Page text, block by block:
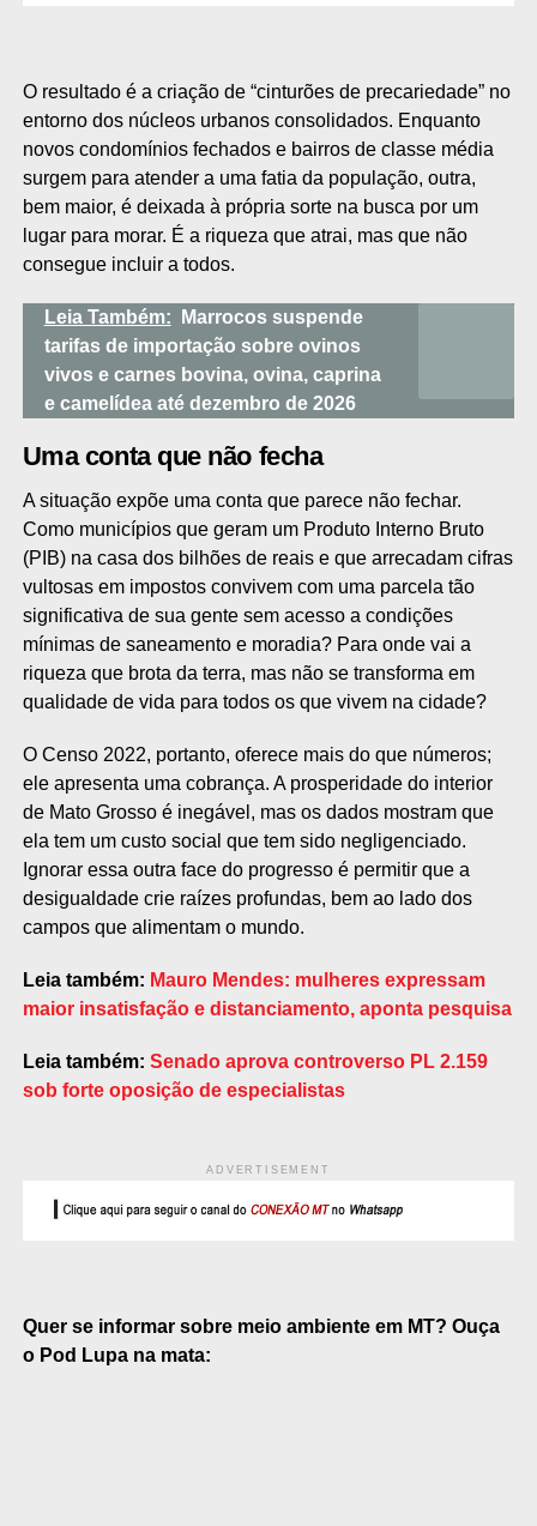
O resultado é a criação de “cinturões de precariedade” no
entorno dos núcleos urbanos consolidados. Enquanto
novos condomínios fechados e bairros de classe média
surgem para atender a uma fatia da população, outra,
bem maior, é deixada à própria sorte na busca por um
lugar para morar. É a riqueza que atrai, mas que não
consegue incluir a todos.
Leia Também:
Marrocos suspende
tarifas de importação sobre ovinos
vivos e carnes bovina, ovina, caprina
e camelídea até dezembro de 2026
Uma conta que não fecha
A situação expõe uma conta que parece não fechar.
Como municípios que geram um Produto Interno Bruto
(PIB) na casa dos bilhões de reais e que arrecadam cifras
vultosas em impostos convivem com uma parcela tão
significativa de sua gente sem acesso a condições
mínimas de saneamento e moradia? Para onde vai a
riqueza que brota da terra, mas não se transforma em
qualidade de vida para todos os que vivem na cidade?
O Censo 2022, portanto, oferece mais do que números;
ele apresenta uma cobrança. A prosperidade do interior
de Mato Grosso é inegável, mas os dados mostram que
ela tem um custo social que tem sido negligenciado.
Ignorar essa outra face do progresso é permitir que a
desigualdade crie raízes profundas, bem ao lado dos
campos que alimentam o mundo.
Leia também: Mauro Mendes: mulheres expressam
maior insatisfação e distanciamento, aponta pesquisa
Leia também: Senado aprova controverso PL 2.159
sob forte oposição de especialistas
ADVERTISEMENT
Quer se informar sobre meio ambiente em MT? Ouça
o Pod Lupa na mata: